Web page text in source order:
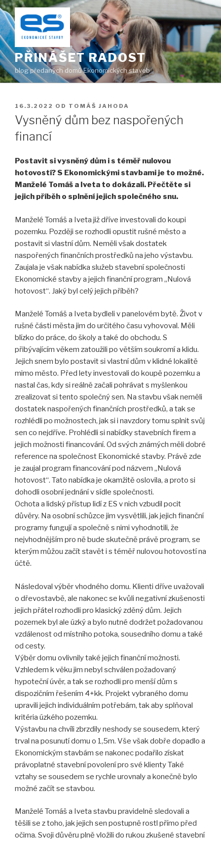
Přejít
k
obsahu
webu
PŘINÁŠET RADOST
blog předaných domů Ekonomických staveb
PUBLIKOVÁNO
16.3.2022 OD TOMÁŠ JAHODA
Vysněný dům bez naspořených
financí
Postavit si vysněný dům i s téměř nulovou
hotovostí? S Ekonomickými stavbami je to možné.
Manželé Tomáš a Iveta to dokázali. Přečtěte si
jejich příběh o splnění jejich společného snu.
Manželé Tomáš a Iveta již dříve investovali do koupi
pozemku. Později se rozhodli opustit rušné město a
postavit si vlastní dům. Neměli však dostatek
naspořených finančních prostředků na jeho výstavbu.
Zaujala je však nabídka služeb stavební společnosti
Ekonomické stavby a jejich finanční program „Nulová
hotovost“. Jaký byl celý jejich příběh?
Manželé Tomáš a Iveta bydleli v panelovém bytě. Život v
rušné části města jim do určitého času vyhovoval. Měli
blízko do práce, do školy a také do obchodu. S
přibývajícím věkem zatoužili po větším soukromí a klidu.
Jejich snem bylo postavit si vlastní dům v klidné lokalitě
mimo město. Před lety investovali do koupě pozemku a
nastal čas, kdy si reálně začali pohrávat s myšlenkou
zrealizovat si tento společný sen. Na stavbu však neměli
dostatek naspořených finančních prostředků, a tak se
rozhlédli po možnostech, jak si i navzdory tomu splnit svůj
sen co nejdříve. Prohlédli si nabídky stavebních firem a
jejich možnosti financování. Od svých známých měli dobré
reference na společnost Ekonomické stavby. Právě zde
je zaujal program financování pod názvem „Nulová
hotovost“. Tato nabídka je okamžitě oslovila, a proto si
dohodli osobní jednání v sídle společnosti.
Ochota a lidský přístup lidí z ES v nich vzbudil pocit
důvěry. Na osobní schůzce jim vysvětlili, jak jejich finanční
programy fungují a společně s nimi vyhodnotili, že
nejvhodnějším pro ně bude skutečně právě program, se
kterým můžou začít stavět i s téměř nulovou hotovostí na
účtě.
Následoval výběr vhodného domu. Klienti dříve uvažovali
o dřevostavbě, ale nakonec se kvůli negativní zkušenosti
jejich přátel rozhodli pro klasický zděný dům. Jejich
pozemek byl ale úzký a bylo nutné dodržet požadovanou
vzdálenost od místního potoka, sousedního domu a také
od cesty.
Výběr domu ovlivnily také jejich finanční možnosti.
Vzhledem k věku jim nebyl schválen požadovaný
hypoteční úvěr, a tak se rozhodli pro menší dům s
dispozičním řešením 4+kk. Projekt vybraného domu
upravili jejich individuálním potřebám, tak aby splňoval
kritéria úzkého pozemku.
Výstavbu na chvíli zbrzdily neshody se sousedem, který
trval na posunutí domu o 1,5m. Vše však dobře dopadlo a
Ekonomickým stavbám se nakonec podařilo získat
právoplatné stavební povolení pro své klienty Také
vztahy se sousedem se rychle urovnaly a konečně bylo
možné začít se stavbou.
Manželé Tomáš a Iveta stavbu pravidelně sledovali a
těšili se z toho, jak jejich sen postupně rostl přímo před
očima. Svoji důvěru plně vložili do rukou zkušené stavební